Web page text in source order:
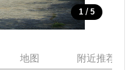
1 / 5
地图 附近推荐景点